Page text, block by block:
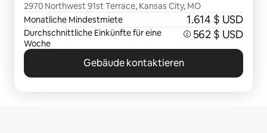
2970 Northwest 91st Terrace, Kansas City, MO
Monatliche Mindestmiete
1.614 $ USD
Durchschnittliche Einkünfte für eine
Woche
562 $ USD
Gebäude kontaktieren